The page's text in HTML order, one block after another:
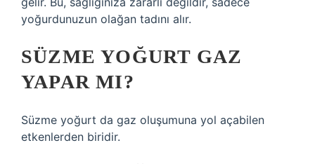
yoğurdunuzun olağan tadını alır.
SÜZME YOĞURT GAZ
YAPAR MI?
Süzme yoğurt da gaz oluşumuna yol açabilen
etkenlerden biridir.